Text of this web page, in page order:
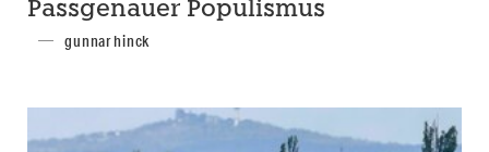
Passgenauer Populismus
gunnar hinck